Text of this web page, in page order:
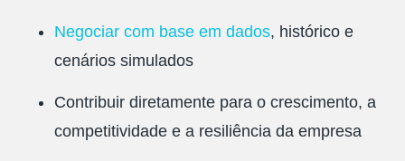
Negociar com base em dados, histórico e
cenários simulados
Contribuir diretamente para o crescimento, a
competitividade e a resiliência da empresa